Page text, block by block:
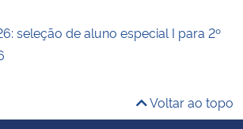
seleção de aluno especial I para 2º
Voltar ao topo